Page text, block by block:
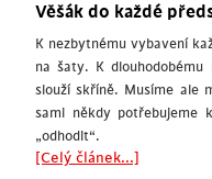
Věšák do každé
K nezbytnému vybavení
na šaty. K dlouhodobému
slouží skříně. Musíme ale
sami někdy potřebujeme
„odhodit“.
[Celý článek...]